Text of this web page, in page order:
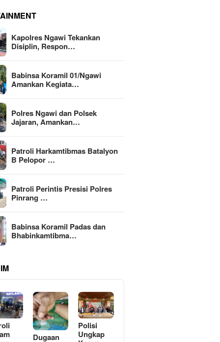
Kapolres Ngawi Tekankan
Disiplin, Respon…
Babinsa Koramil 01/Ngawi
Amankan Kegiata…
Polres Ngawi dan Polsek
Jajaran, Amankan…
Patroli Harkamtibmas Batalyon
B Pelopor …
Patroli Perintis Presisi Polres
Pinrang …
Babinsa Koramil Padas dan
Bhabinkamtibma…
Dugaan
Polisi
Ungkap